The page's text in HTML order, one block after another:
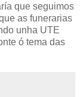
que seguimos
as funerarias
unha UTE
ó tema das